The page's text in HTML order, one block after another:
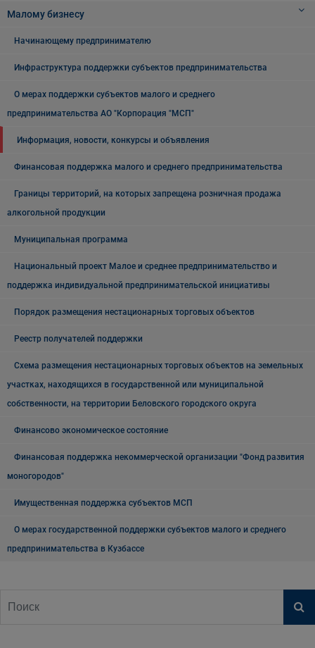
Малому бизнесу
Начинающему предпринимателю
Инфраструктура поддержки субъектов предпринимательства
О мерах поддержки субъектов малого и среднего
предпринимательства АО "Корпорация "МСП"
Информация, новости, конкурсы и объявления
Финансовая поддержка малого и среднего предпринимательства
Границы территорий, на которых запрещена розничная продажа
алкогольной продукции
Муниципальная программа
Национальный проект Малое и среднее предпринимательство и
поддержка индивидуальной предпринимательской инициативы
Порядок размещения нестационарных торговых объектов
Реестр получателей поддержки
Схема размещения нестационарных торговых объектов на земельных
участках, находящихся в государственной или муниципальной
собственности, на территории Беловского городского округа
Финансово экономическое состояние
Финансовая поддержка некоммерческой организации "Фонд развития
моногородов"
Имущественная поддержка субъектов МСП
О мерах государственной поддержки субъектов малого и среднего
предпринимательства в Кузбассе